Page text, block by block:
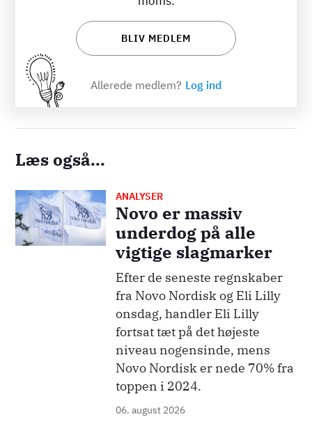
BLIV MEDLEM
Allerede medlem? Log ind
Læs også...
Billede ANALYSER
Novo er massiv
underdog på alle
vigtige slagmarker
Efter de seneste regnskaber
fra Novo Nordisk og Eli Lilly
onsdag, handler Eli Lilly
fortsat tæt på det højeste
niveau nogensinde, mens
Novo Nordisk er nede 70% fra
toppen i 2024.
06. august 2026